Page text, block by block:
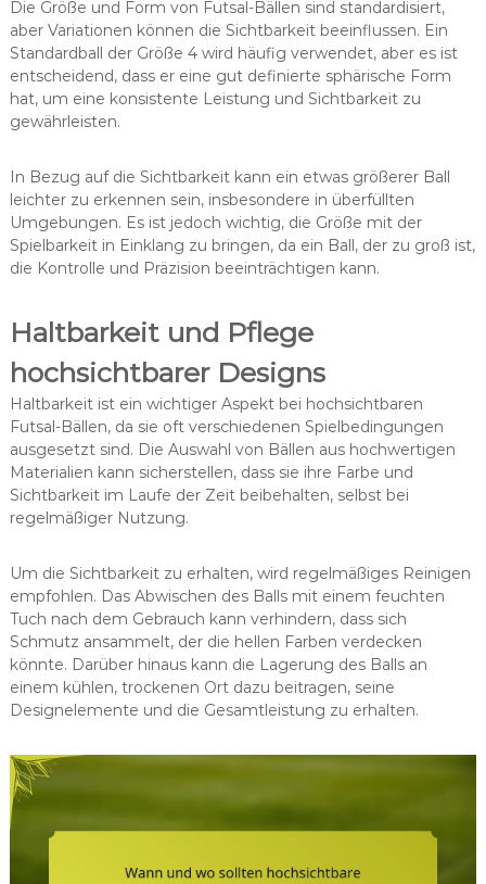
Die Größe und Form von Futsal-Bällen sind standardisiert,
aber Variationen können die Sichtbarkeit beeinflussen. Ein
Standardball der Größe 4 wird häufig verwendet, aber es ist
entscheidend, dass er eine gut definierte sphärische Form
hat, um eine konsistente Leistung und Sichtbarkeit zu
gewährleisten.
In Bezug auf die Sichtbarkeit kann ein etwas größerer Ball
leichter zu erkennen sein, insbesondere in überfüllten
Umgebungen. Es ist jedoch wichtig, die Größe mit der
Spielbarkeit in Einklang zu bringen, da ein Ball, der zu groß ist,
die Kontrolle und Präzision beeinträchtigen kann.
Haltbarkeit und Pflege
hochsichtbarer Designs
Haltbarkeit ist ein wichtiger Aspekt bei hochsichtbaren
Futsal-Bällen, da sie oft verschiedenen Spielbedingungen
ausgesetzt sind. Die Auswahl von Bällen aus hochwertigen
Materialien kann sicherstellen, dass sie ihre Farbe und
Sichtbarkeit im Laufe der Zeit beibehalten, selbst bei
regelmäßiger Nutzung.
Um die Sichtbarkeit zu erhalten, wird regelmäßiges Reinigen
empfohlen. Das Abwischen des Balls mit einem feuchten
Tuch nach dem Gebrauch kann verhindern, dass sich
Schmutz ansammelt, der die hellen Farben verdecken
könnte. Darüber hinaus kann die Lagerung des Balls an
einem kühlen, trockenen Ort dazu beitragen, seine
Designelemente und die Gesamtleistung zu erhalten.